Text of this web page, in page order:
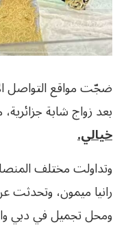
ضجّت مواقع التواصل
بعد زواج شابة
خيالي.
وتداولت مختلف
ومحل تجميل في دبي